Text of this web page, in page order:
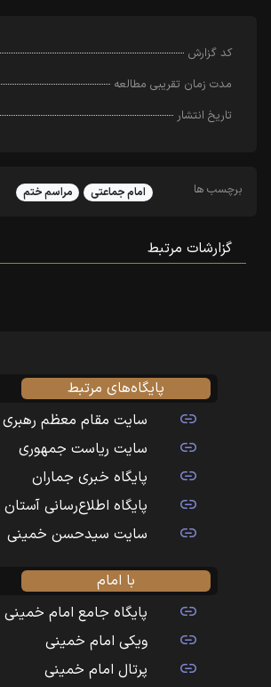
کد‌ گزارش
مدت زمان تقریبی مطالعه
تاریخ انتشار
برچسب ها امام جماعتی مراسم ختم
گزارشات مرتبط
پایگاه‌های مرتبط
سایت مقام معظم رهبری
سایت ریاست جمهوری
پایگاه خبری جماران
پایگاه اطلاع‌رسانی آستان
سایت سیدحسن خمینی
با امام
پایگاه جامع امام خمینی
ویکی امام خمینی
پرتال امام خمینی